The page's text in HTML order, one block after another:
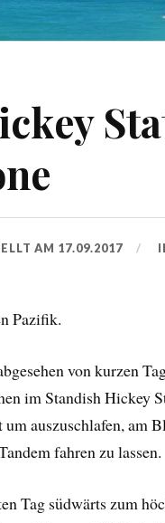
AM 17.09.2017
Pazifik.
von kurzen
im Standish Hickey
auszuschlafen, am
fahren zu lassen.
Tag südwärts zum